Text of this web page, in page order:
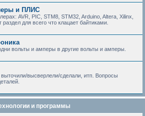
и ПЛИС
AVR, PIC, STM8, STM32, Arduino, Altera, Xilinx,
раздел для всего что клацает байтиками.
вольты и амперы в другие вольты и амперы.
выточили/высверлели/сделали, итп. Вопросы
и программы